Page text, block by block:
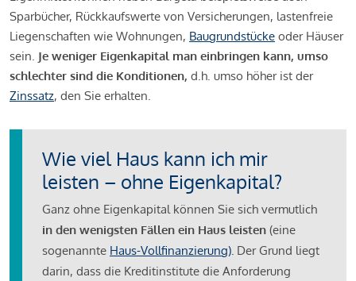
Sparbücher, Rückkaufswerte von Versicherungen, lastenfreie
Liegenschaften wie Wohnungen, Baugrundstücke oder Häuser
sein. Je weniger Eigenkapital man einbringen kann, umso
schlechter sind die Konditionen, d.h. umso höher ist der
Zinssatz, den Sie erhalten.
Wie viel Haus kann ich mir
leisten – ohne Eigenkapital?
Ganz ohne Eigenkapital können Sie sich vermutlich
in den wenigsten Fällen ein Haus leisten (eine
sogenannte Haus-Vollfinanzierung). Der Grund liegt
darin, dass die Kreditinstitute die Anforderung